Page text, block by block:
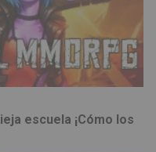
escuela ¡Cómo los